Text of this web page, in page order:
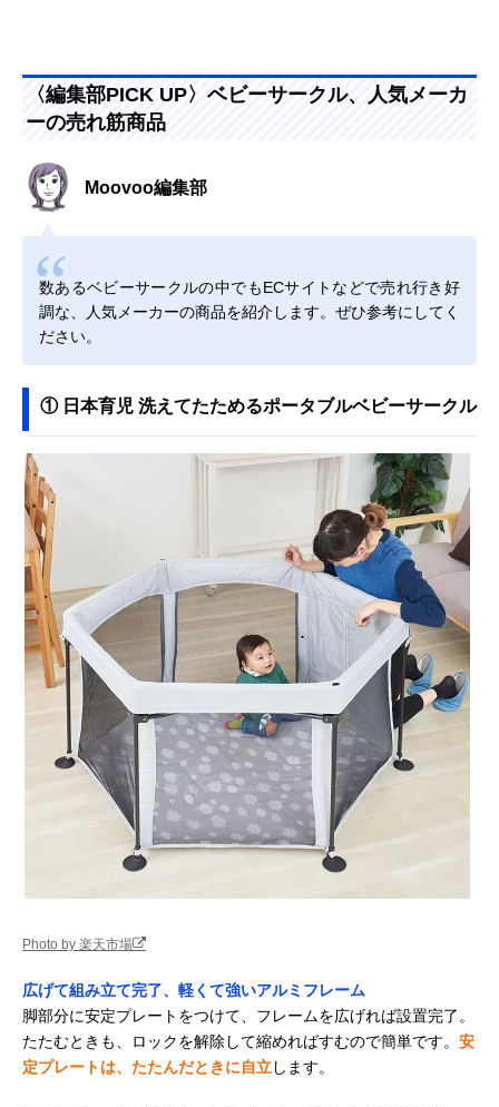
〈編集部PICK UP〉ベビーサークル、人気メーカ
ーの売れ筋商品
Moovoo編集部
数あるベビーサークルの中でもECサイトなどで売れ行き好
調な、人気メーカーの商品を紹介します。ぜひ参考にしてく
ださい。
① 日本育児 洗えてたためるポータブルベビーサークル
Photo by 楽天市場
広げて組み立て完了、軽くて強いアルミフレーム
脚部分に安定プレートをつけて、フレームを広げれば設置完了。
たたむときも、ロックを解除して縮めればすむので簡単です。 安
定プレートは、たたんだときに自立します。